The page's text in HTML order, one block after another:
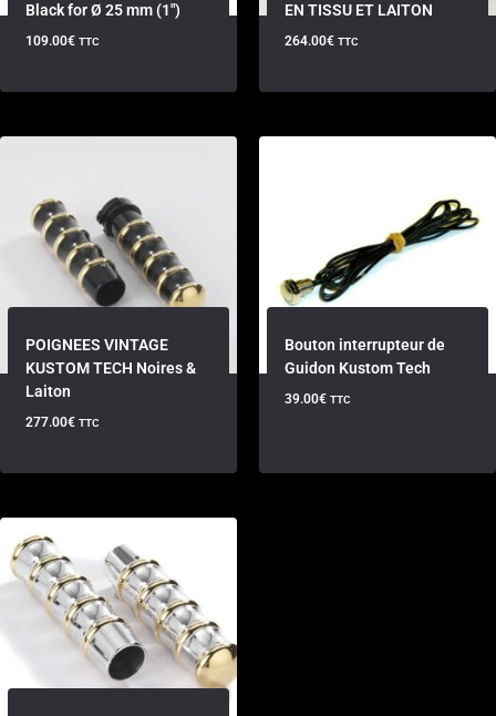
Black for Ø 25 mm (1″)
109.00€ TTC
EN TISSU ET LAITON
264.00€ TTC
POIGNEES VINTAGE
KUSTOM TECH Noires &
Laiton
277.00€ TTC
Bouton interrupteur de
Guidon Kustom Tech
39.00€ TTC